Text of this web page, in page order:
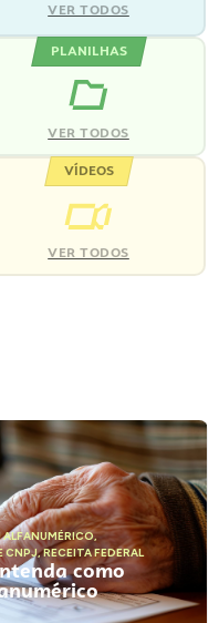
VER TODOS
PLANILHAS
VER TODOS
VÍDEOS
VER TODOS
,
CNPJ,RECEITA FEDERAL
como